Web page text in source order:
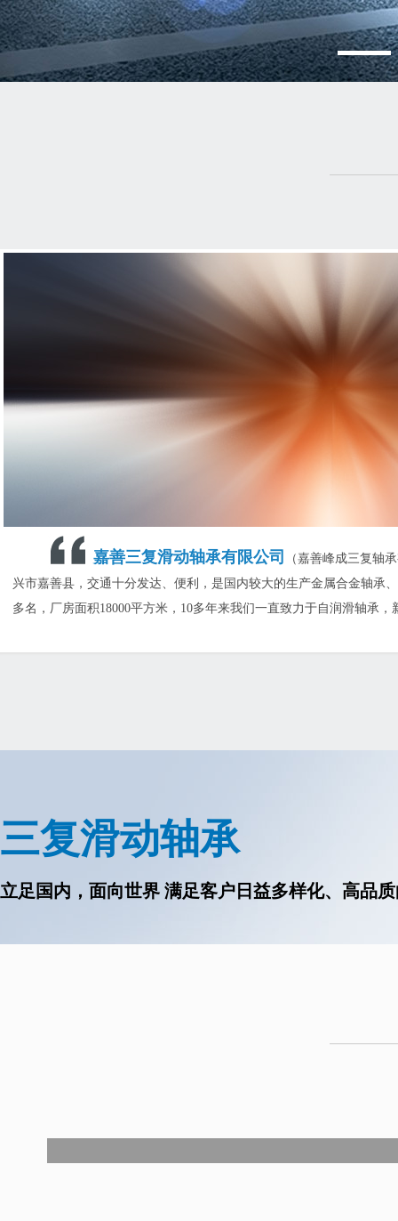
嘉善三复滑动轴承有限公司
（嘉善峰成三复轴
兴市嘉善县，交通十分发达、便利，是国内较大的生产金属合金轴承
多名，厂房面积18000平方米，10多年来我们一直致力于自润滑轴承
三复滑动轴承
立足国内，面向世界 满足客户日益多样化、高品